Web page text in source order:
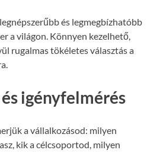
és legmegbízhatóbb
a világon. Könnyen kezelhető,
rugalmas tökéletes választás a
igényfelmérés
a vállalkozásod: milyen
kik a célcsoportod, milyen